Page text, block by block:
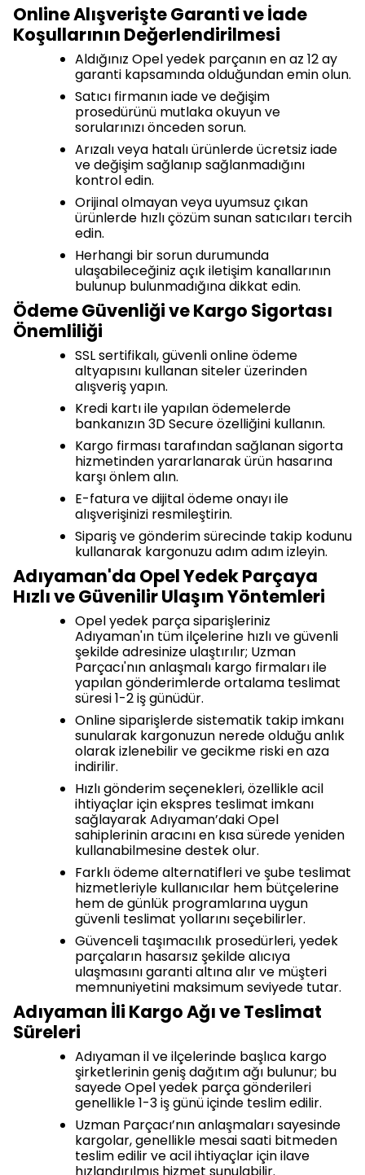
Online Alışverişte Garanti ve İade
Koşullarının Değerlendirilmesi
Aldığınız Opel yedek parçanın en az 12 ay
garanti kapsamında olduğundan emin olun.
Satıcı firmanın iade ve değişim
prosedürünü mutlaka okuyun ve
sorularınızı önceden sorun.
Arızalı veya hatalı ürünlerde ücretsiz iade
ve değişim sağlanıp sağlanmadığını
kontrol edin.
Orijinal olmayan veya uyumsuz çıkan
ürünlerde hızlı çözüm sunan satıcıları tercih
edin.
Herhangi bir sorun durumunda
ulaşabileceğiniz açık iletişim kanallarının
bulunup bulunmadığına dikkat edin.
Ödeme Güvenliği ve Kargo Sigortası
Önemliliği
SSL sertifikalı, güvenli online ödeme
altyapısını kullanan siteler üzerinden
alışveriş yapın.
Kredi kartı ile yapılan ödemelerde
bankanızın 3D Secure özelliğini kullanın.
Kargo firması tarafından sağlanan sigorta
hizmetinden yararlanarak ürün hasarına
karşı önlem alın.
E-fatura ve dijital ödeme onayı ile
alışverişinizi resmileştirin.
Sipariş ve gönderim sürecinde takip kodunu
kullanarak kargonuzu adım adım izleyin.
Adıyaman'da Opel Yedek Parçaya
Hızlı ve Güvenilir Ulaşım Yöntemleri
Opel yedek parça siparişleriniz
Adıyaman'ın tüm ilçelerine hızlı ve güvenli
şekilde adresinize ulaştırılır; Uzman
Parçacı'nın anlaşmalı kargo firmaları ile
yapılan gönderimlerde ortalama teslimat
süresi 1-2 iş günüdür.
Online siparişlerde sistematik takip imkanı
sunularak kargonuzun nerede olduğu anlık
olarak izlenebilir ve gecikme riski en aza
indirilir.
Hızlı gönderim seçenekleri, özellikle acil
ihtiyaçlar için ekspres teslimat imkanı
sağlayarak Adıyaman’daki Opel
sahiplerinin aracını en kısa sürede yeniden
kullanabilmesine destek olur.
Farklı ödeme alternatifleri ve şube teslimat
hizmetleriyle kullanıcılar hem bütçelerine
hem de günlük programlarına uygun
güvenli teslimat yollarını seçebilirler.
Güvenceli taşımacılık prosedürleri, yedek
parçaların hasarsız şekilde alıcıya
ulaşmasını garanti altına alır ve müşteri
memnuniyetini maksimum seviyede tutar.
Adıyaman İli Kargo Ağı ve Teslimat
Süreleri
Adıyaman il ve ilçelerinde başlıca kargo
şirketlerinin geniş dağıtım ağı bulunur; bu
sayede Opel yedek parça gönderileri
genellikle 1-3 iş günü içinde teslim edilir.
Uzman Parçacı’nın anlaşmaları sayesinde
kargolar, genellikle mesai saati bitmeden
teslim edilir ve acil ihtiyaçlar için ilave